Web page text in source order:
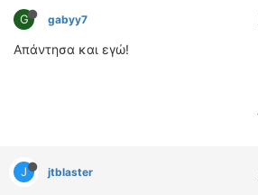
G gabyy7
Απάντησα και εγώ!
J jtblaster